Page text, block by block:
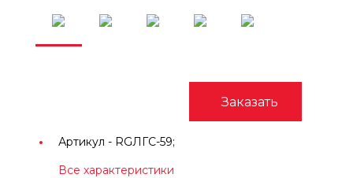
Заказать
Артикул - RGЛГС-59;
Все характеристики